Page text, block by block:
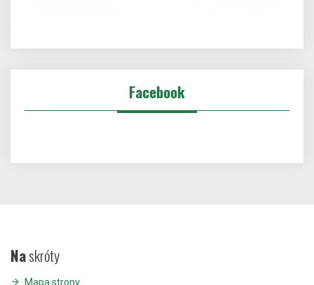
Facebook
Naskróty
Mapa strony